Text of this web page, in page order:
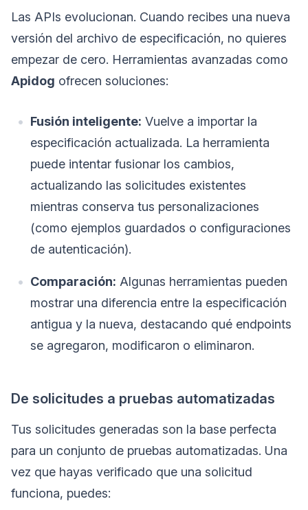
Las APIs evolucionan. Cuando recibes una nueva
versión del archivo de especificación, no quieres
empezar de cero. Herramientas avanzadas como
Apidog ofrecen soluciones:
Fusión inteligente: Vuelve a importar la
especificación actualizada. La herramienta
puede intentar fusionar los cambios,
actualizando las solicitudes existentes
mientras conserva tus personalizaciones
(como ejemplos guardados o configuraciones
de autenticación).
Comparación: Algunas herramientas pueden
mostrar una diferencia entre la especificación
antigua y la nueva, destacando qué endpoints
se agregaron, modificaron o eliminaron.
De solicitudes a pruebas automatizadas
Tus solicitudes generadas son la base perfecta
para un conjunto de pruebas automatizadas. Una
vez que hayas verificado que una solicitud
funciona, puedes: